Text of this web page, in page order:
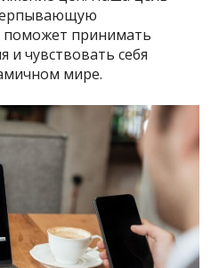
принимать
чувствовать себя
мире.